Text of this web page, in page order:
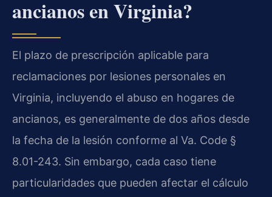
ancianos en Virginia?
El plazo de prescripción aplicable para
reclamaciones por lesiones personales en
Virginia, incluyendo el abuso en hogares de
ancianos, es generalmente de dos años desde
la fecha de la lesión conforme al Va. Code §
8.01-243. Sin embargo, cada caso tiene
particularidades que pueden afectar el cálculo